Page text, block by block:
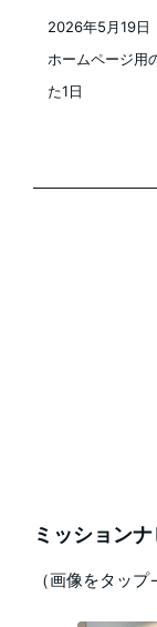
ホームページ用
た1日
2026年5月19日
ミッション
（画像をタップ